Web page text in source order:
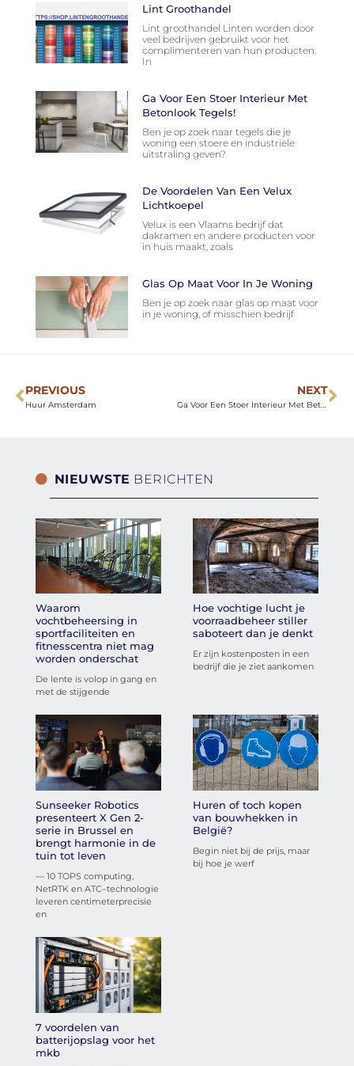
Lint Groothandel
Lint groothandel Linten worden door
veel bedrijven gebruikt voor het
complimenteren van hun producten.
In
Ga Voor Een Stoer Interieur Met
Betonlook Tegels!
Ben je op zoek naar tegels die je
woning een stoere en industriële
uitstraling geven?
De Voordelen Van Een Velux
Lichtkoepel
Velux is een Vlaams bedrijf dat
dakramen en andere producten voor
in huis maakt, zoals
Glas Op Maat Voor In Je Woning
Ben je op zoek naar glas op maat voor
in je woning, of misschien bedrijf
PREVIOUS
Huur Amsterdam
NEXT
Ga Voor Een Stoer Interieur Met Betonlook Tegels!
NIEUWSTE BERICHTEN
Waarom
vochtbeheersing in
sportfaciliteiten en
fitnesscentra niet mag
worden onderschat
De lente is volop in gang en
met de stijgende
Hoe vochtige lucht je
voorraadbeheer stiller
saboteert dan je denkt
Er zijn kostenposten in een
bedrijf die je ziet aankomen
Sunseeker Robotics
presenteert X Gen 2-
serie in Brussel en
brengt harmonie in de
tuin tot leven
— 10 TOPS computing,
NetRTK en ATC–technologie
leveren centimeterprecisie
en
Huren of toch kopen
van bouwhekken in
België?
Begin niet bij de prijs, maar
bij hoe je werf
7 voordelen van
batterijopslag voor het
mkb